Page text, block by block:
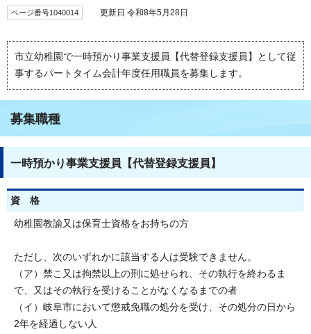
ページ番号1040014 更新日 令和8年5月28日
市立幼稚園で一時預かり事業支援員【代替登録支援員】として従
事するパートタイム会計年度任用職員を募集します。
募集職種
一時預かり事業支援員【代替登録支援員】
資 格
幼稚園教諭又は保育士資格をお持ちの方
ただし、次のいずれかに該当する人は受験できません。
（ア）禁こ又は拘禁以上の刑に処せられ、その執行を終わるま
で、又はその執行を受けることがなくなるまでの者
（イ）岐阜市において懲戒免職の処分を受け、その処分の日から
2年を経過しない人